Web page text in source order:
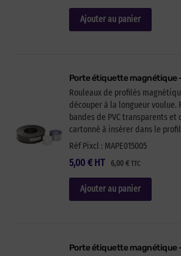
Ajouter au panier
Porte étiquette magnétique
Rouleaux de profilés
découper à la longueur voulue.
bandes de PVC transparents
cartonné à insérer dans le
Réf Pixcl : MAPE015005
5,00 € 6,00 €TTC
HT
Ajouter au panier
Porte étiquette magnétique